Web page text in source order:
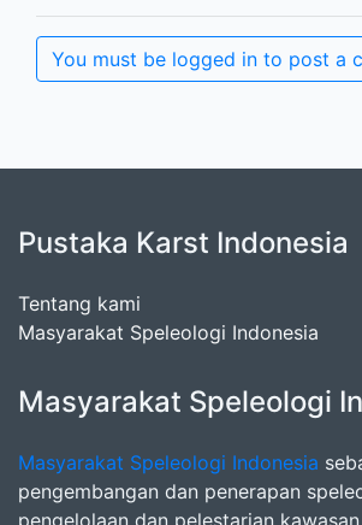
You must be logged in to post a
Pustaka Karst Indonesia
Tentang kami
Masyarakat Speleologi Indonesia
Masyarakat Speleologi
Masyarakat Speleologi Indonesia
pengembangan dan penerapan
pengelolaan dan pelestarian